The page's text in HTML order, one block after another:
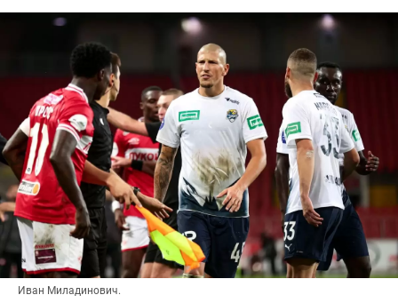
Иван Миладинович.